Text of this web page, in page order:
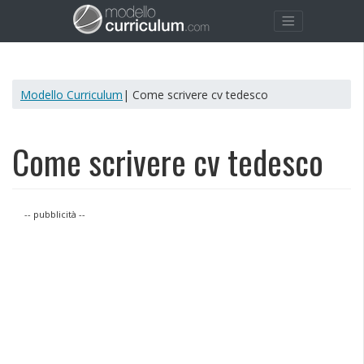
Modello Curriculum | Come scrivere cv tedesco
Come scrivere cv tedesco
-- pubblicità --